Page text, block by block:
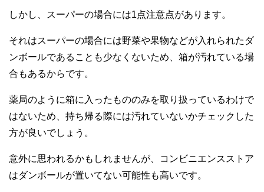
しかし、スーパーの場合には1点注意点があります。
それはスーパーの場合には野菜や果物などが入れられたダ
ンボールであることも少なくないため、箱が汚れている場
合もあるからです。
薬局のように箱に入ったもののみを取り扱っているわけで
はないため、持ち帰る際には汚れていないかチェックした
方が良いでしょう。
意外に思われるかもしれませんが、コンビニエンスストア
はダンボールが置いてない可能性も高いです。